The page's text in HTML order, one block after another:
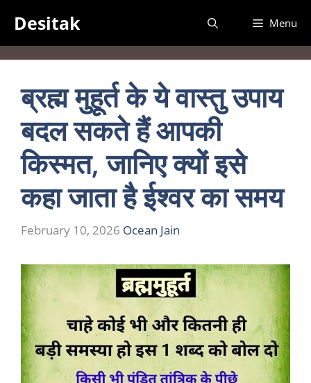
content
Desitak Menu
ब्रह्म मुहूर्त के ये वास्तु उपाय
बदल सकते हैं आपकी
किस्मत, जानिए क्यों इसे
कहा जाता है ईश्वर का समय
February 10, 2026 Ocean Jain